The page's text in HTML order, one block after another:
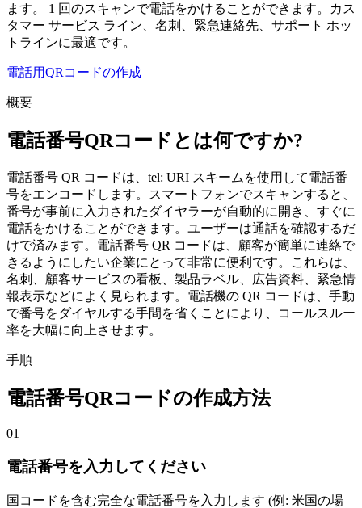
ます。 1 回のスキャンで電話をかけることができます。カス
タマー サービス ライン、名刺、緊急連絡先、サポート ホッ
トラインに最適です。
電話用QRコードの作成
概要
電話番号QRコードとは何ですか?
電話番号 QR コードは、tel: URI スキームを使用して電話番
号をエンコードします。スマートフォンでスキャンすると、
番号が事前に入力されたダイヤラーが自動的に開き、すぐに
電話をかけることができます。ユーザーは通話を確認するだ
けで済みます。電話番号 QR コードは、顧客が簡単に連絡で
きるようにしたい企業にとって非常に便利です。これらは、
名刺、顧客サービスの看板、製品ラベル、広告資料、緊急情
報表示などによく見られます。電話機の QR コードは、手動
で番号をダイヤルする手間を省くことにより、コールスルー
率を大幅に向上させます。
手順
電話番号QRコードの作成方法
01
電話番号を入力してください
国コードを含む完全な電話番号を入力します (例: 米国の場